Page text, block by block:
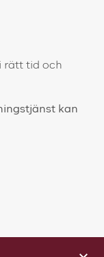
rätt tid och
kan